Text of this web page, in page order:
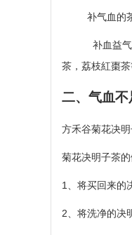
补气血的茶一
补血益气效
茶，荔枝紅棗茶
二、气血不
方禾谷菊花决
菊花决明子茶
1、将买回来的
2、将洗净的决